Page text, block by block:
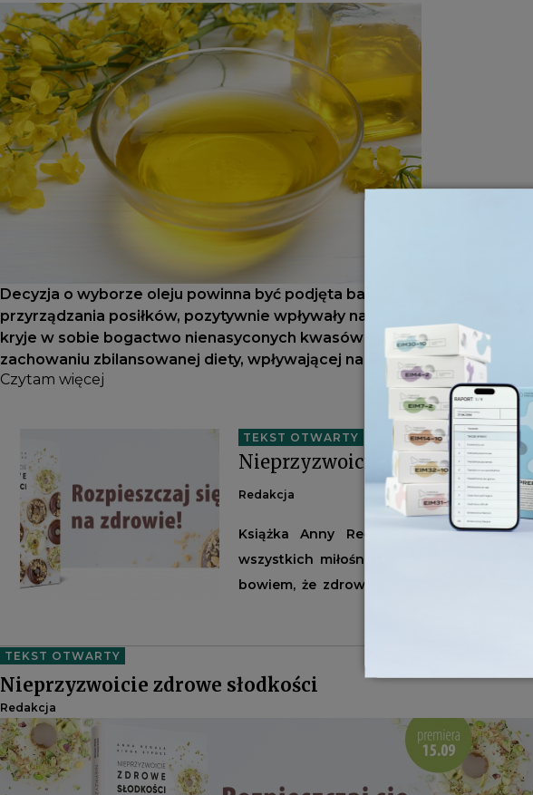
Decyzja o wyborze oleju powinna być podjęta bardzo starannie.
przyrządzania posiłków, pozytywnie wpływały na nasze zdrowie.
kryje w sobie bogactwo nienasyconych kwasów tłuszczowych oraz
zachowaniu zbilansowanej diety, wpływającej na dobre samopoczucie
Czytam więcej
TEKST OTWARTY
Nieprzyzwoicie zdrowe
Redakcja
Książka Anny Reguły
wszystkich miłośników słodyczy, nie
bowiem, że zdrowsze ciasta i desery
TEKST OTWARTY
Nieprzyzwoicie zdrowe słodkości
Redakcja